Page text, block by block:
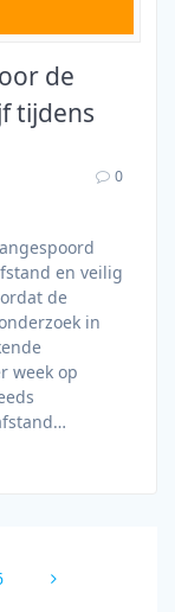
de
tijdens
0
en veilig
de
in
week op